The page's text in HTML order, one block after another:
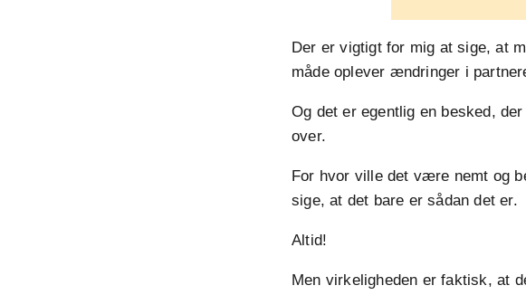
Der er vigtigt for mig at sige, at
måde oplever ændringer i
Og det er egentlig en besked,
over.
For hvor ville det være nemt og
sige, at det bare er sådan det er.
Altid!
Men virkeligheden er faktisk, at